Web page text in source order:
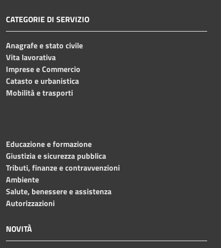
CATEGORIE DI SERVIZIO
Anagrafe e stato civile
Vita lavorativa
Imprese e Commercio
Catasto e urbanistica
Mobilità e trasporti
Educazione e formazione
Giustizia e sicurezza pubblica
Tributi, finanze e contravvenzioni
Ambiente
Salute, benessere e assistenza
Autorizzazioni
NOVITÀ